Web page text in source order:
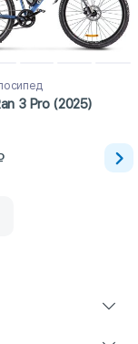
3 Pro (2025)